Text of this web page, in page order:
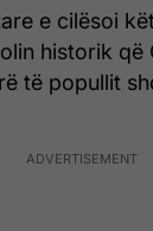
e cilësoi
historik që
të popullit